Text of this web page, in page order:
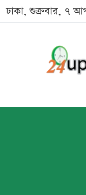
ঢাকা, শুক্রবার, ৭